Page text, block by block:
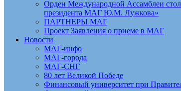
Орден Международной Ассамблеи
президента МАГ Ю.М. Лужкова»
ПАРТНЕРЫ МАГ
Проект Заявления о приеме в МАГ
Новости
МАГ-инфо
МАГ-города
МАГ-СНГ
80 лет Великой Победе
Финансовый университет при